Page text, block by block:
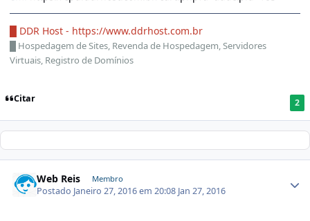
█ DDR Host - https://www.ddrhost.com.br
Hospedagem de Sites, Revenda de Hospedagem, Servidores
Virtuais, Registro de Domínios
Citar 2
Web Reis Membro
Postado Janeiro 27, 2016 em 20:08 Jan 27, 2016